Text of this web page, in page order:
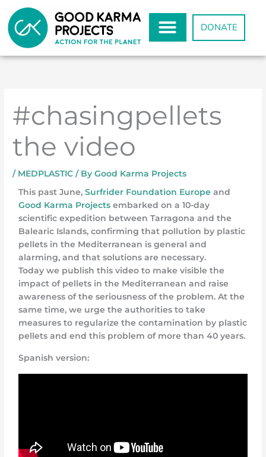
content
DONATE
#chasingpellets
the video
/ MEDPLASTIC / ByGood Karma Projects
This past June,Surfrider Foundation Europe and
Good Karma Projects embarked on a 10-day
scientific expedition between Tarragona and the
Balearic Islands, confirming that pollution by plastic
pellets in the Mediterranean is general and
alarming, and that solutions are necessary.
Today we publish this video to make visible the
impact of pellets in the Mediterranean and raise
awareness of the seriousness of the problem. At the
same time, we urge the authorities to take
measures to regularize the contamination by plastic
pellets and end this problem of more than 40 years.
Spanish version: